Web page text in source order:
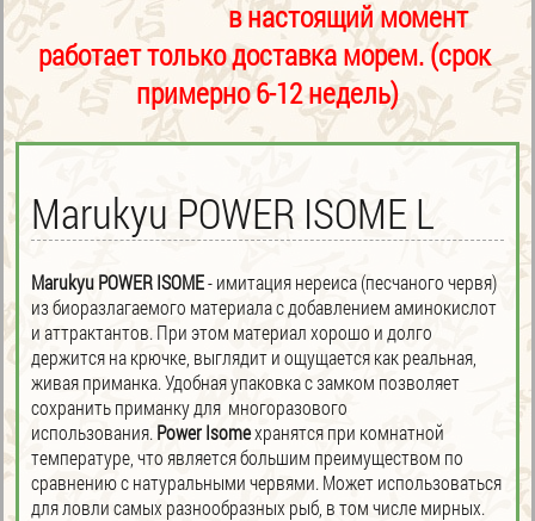
в настоящий момент
работает только доставка морем. (срок
примерно 6-12 недель)
Marukyu POWER ISOME L
Marukyu POWER ISOME- имитация нереиса (песчаного червя)
из биоразлагаемого материала с добавлением аминокислот
и аттрактантов. При этом материал хорошо и долго
держится на крючке, выглядит и ощущается как реальная,
живая приманка. Удобная упаковка с замком позволяет
сохранить приманку для многоразового
использования. Power Isomeхранятся при комнатной
температуре, что является большим преимуществом по
сравнению с натуральными червями. Может использоваться
для ловли самых разнообразных рыб, в том числе мирных.